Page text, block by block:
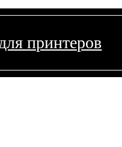
принтеров